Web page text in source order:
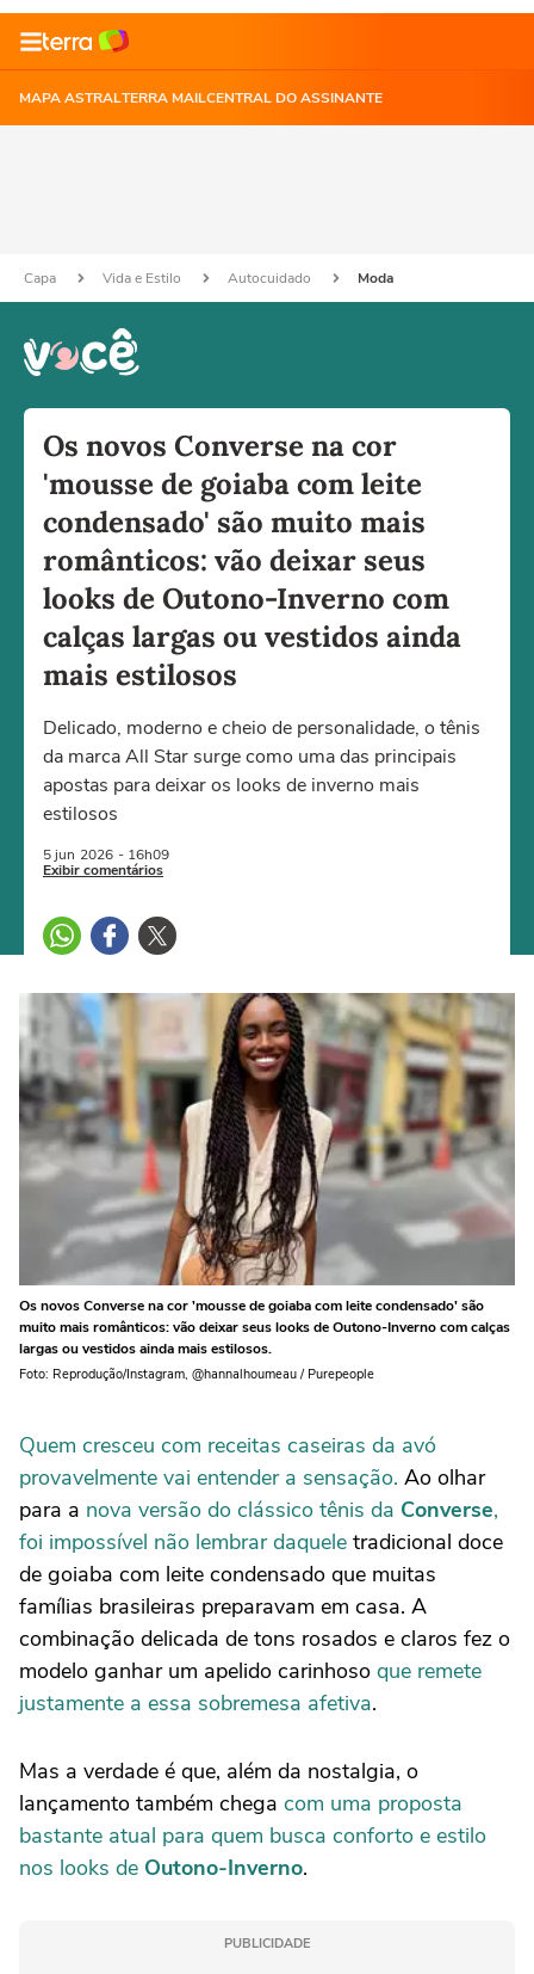
MAPA ASTRALTERRA MAILCENTRAL DO ASSINANTE
Capa Vida e Estilo Autocuidado Moda
Os novos Converse na cor
'mousse de goiaba com leite
condensado' são muito mais
românticos: vão deixar seus
looks de Outono-Inverno com
calças largas ou vestidos ainda
mais estilosos
Delicado, moderno e cheio de personalidade, o tênis
da marca All Star surge como uma das principais
apostas para deixar os looks de inverno mais
estilosos
5 jun 2026 - 16h09
Exibir comentários
Os novos Converse na cor 'mousse de goiaba com leite condensado' são
muito mais românticos: vão deixar seus looks de Outono-Inverno com calças
largas ou vestidos ainda mais estilosos.
Foto: Reprodução/Instagram, @hannalhoumeau / Purepeople
Quem cresceu com receitas caseiras da avó
provavelmente vai entender a sensação. Ao olhar
para a nova versão do clássico tênis da Converse,
foi impossível não lembrar daquele tradicional doce
de goiaba com leite condensado que muitas
famílias brasileiras preparavam em casa. A
combinação delicada de tons rosados e claros fez o
modelo ganhar um apelido carinhoso que remete
justamente a essa sobremesa afetiva.
Mas a verdade é que, além da nostalgia, o
lançamento também chega com uma proposta
bastante atual para quem busca conforto e estilo
nos looks de Outono-Inverno.
PUBLICIDADE